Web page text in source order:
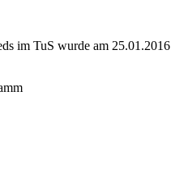
im TuS wurde am 25.01.2016